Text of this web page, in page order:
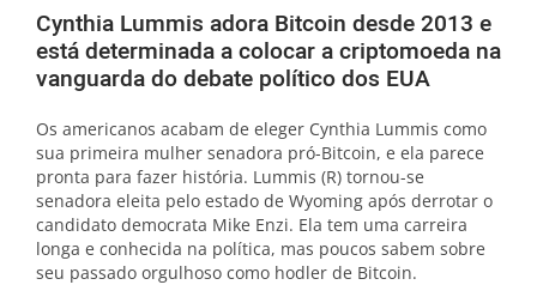
vietnamese
Cynthia Lummis adora Bitcoin desde 2013 e
está determinada a colocar a criptomoeda na
vanguarda do debate político dos EUA
Os americanos acabam de eleger Cynthia Lummis como
sua primeira mulher senadora pró-Bitcoin, e ela parece
pronta para fazer história. Lummis (R) tornou-se
senadora eleita pelo estado de Wyoming após derrotar o
candidato democrata Mike Enzi. Ela tem uma carreira
longa e conhecida na política, mas poucos sabem sobre
seu passado orgulhoso como hodler de Bitcoin.